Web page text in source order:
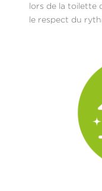
lors de la toilette
le respect du